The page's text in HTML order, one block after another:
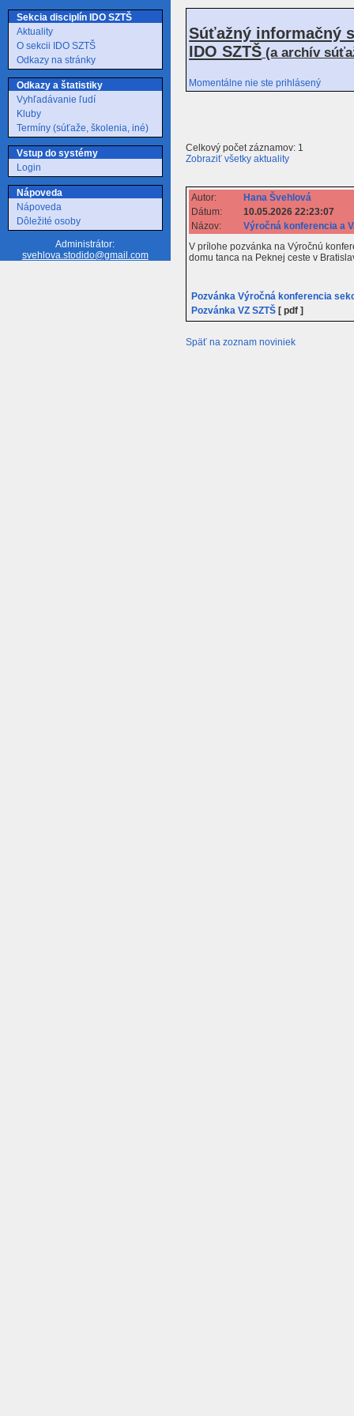
Sekcia disciplín IDO SZTŠ
Aktuality
O sekcii IDO SZTŠ
Odkazy na stránky
Odkazy a štatistiky
Vyhľadávanie ľudí
Kluby
Termíny (súťaže, školenia, iné)
Vstup do systémy
Login
Nápoveda
Nápoveda
Dôležité osoby
Administrátor:
svehlova.stodido@gmail.com
Súťažný informačný
IDO SZTŠ (a archív
Momentálne nie ste prihlásený
Celkový počet záznamov: 1
Zobraziť všetky aktuality
Autor:
Hana Švehlová
Dátum:
10.05.2026 22:23:07
Názov:
Výročná konferencia a
V prílohe pozvánka na Výročnú
domu tanca na Peknej ceste v
Pozvánka Výročná konferencia
Pozvánka VZ SZTŠ [ pdf ]
Späť na zoznam noviniek